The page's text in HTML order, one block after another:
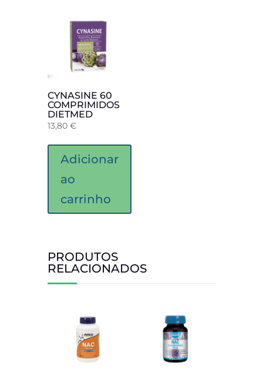
CYNASINE 60
COMPRIMIDOS
DIETMED
13,80 €
Adicionar
ao
carrinho
PRODUTOS
RELACIONADOS